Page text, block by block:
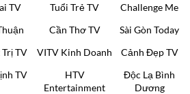
TV Tuổi Trẻ TV
Challenge Me
Cần Thơ TV
Sài Gòn Today
TV VITV Kinh Doanh
Cảnh Đẹp TV
TV
HTV
Entertainment
Độc Lạ Bình
Dương